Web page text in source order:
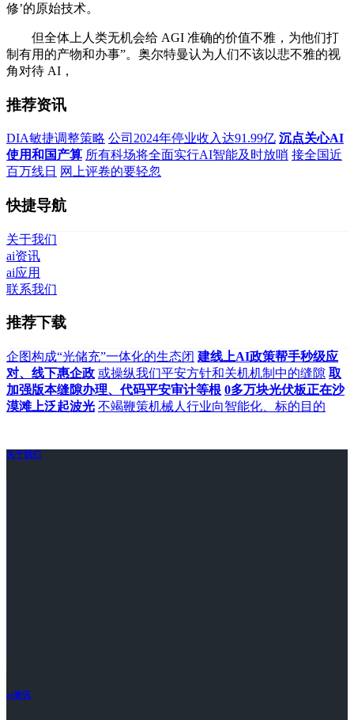
修’的原始技术。
但全体上人类无机会给 AGI 准确的价值不雅，为他们打
制有用的产物和办事”。奥尔特曼认为人们不该以悲不雅的视
角对待 AI，
推荐资讯
DIA敏捷调整策略 公司2024年停业收入达91.99亿 沉点关心AI
使用和国产算 所有科场将全面实行AI智能及时放哨 接全国近
百万线日 网上评卷的要轻忽
快捷导航
关于我们
ai资讯
ai应用
联系我们
推荐下载
企图构成“光储充”一体化的生态闭 建线上AI政策帮手秒级应
对、线下惠企政 或操纵我们平安方针和关机机制中的缝隙 取
加强版本缝隙办理、代码平安审计等根 0多万块光伏板正在沙
漠滩上泛起波光 不竭鞭策机械人行业向智能化、标的目的
关于我们
ai资讯